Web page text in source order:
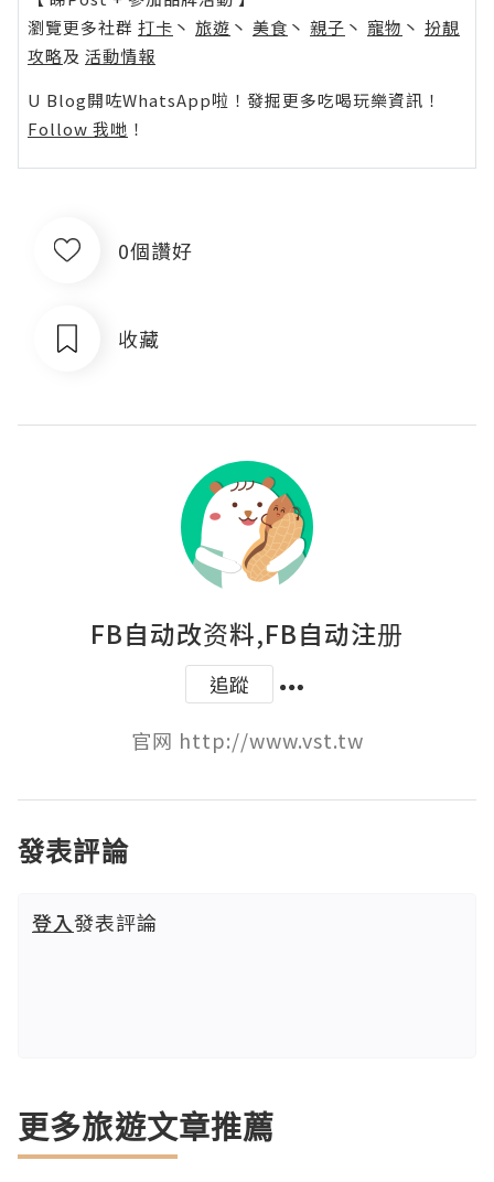
瀏覽更多社群 打卡 丶 旅遊 丶 美食 丶 親子 丶 寵物 丶 扮靚
攻略及 活動情報
U Blog開咗WhatsApp啦！發掘更多吃喝玩樂資訊！
Follow 我哋 ！
0個讚好
收藏
FB自动改资料,FB自动注册
追蹤
官网 http://www.vst.tw
發表評論
登入發表評論
更多旅遊文章推薦